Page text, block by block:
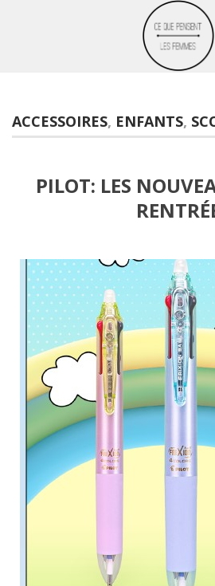
ACCESSOIRES, ENFANTS,
PILOT: LES